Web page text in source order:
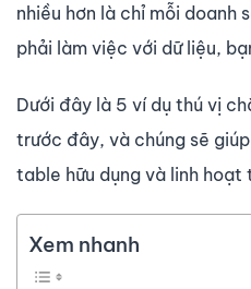
nhiều hơn là chỉ mỗi doanh
phải làm việc với dữ liệu,
Dưới đây là 5 ví dụ thú vị
trước đây, và chúng sẽ
table hữu dụng và linh hoạt
Xem nhanh